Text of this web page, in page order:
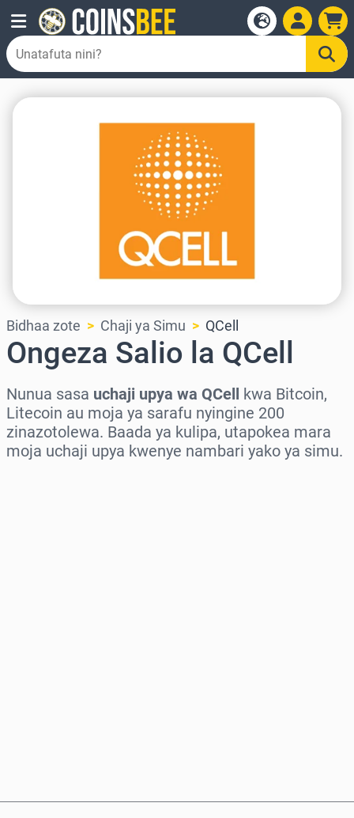
Bidhaa zote Chaji ya Simu QCell
Ongeza Salio la QCell
Nunua sasa uchaji upya wa QCell
kwa Bitcoin,
Litecoin au moja ya sarafu nyingine 200
zinazotolewa. Baada ya kulipa, utapokea mara
moja uchaji upya kwenye nambari yako ya simu.